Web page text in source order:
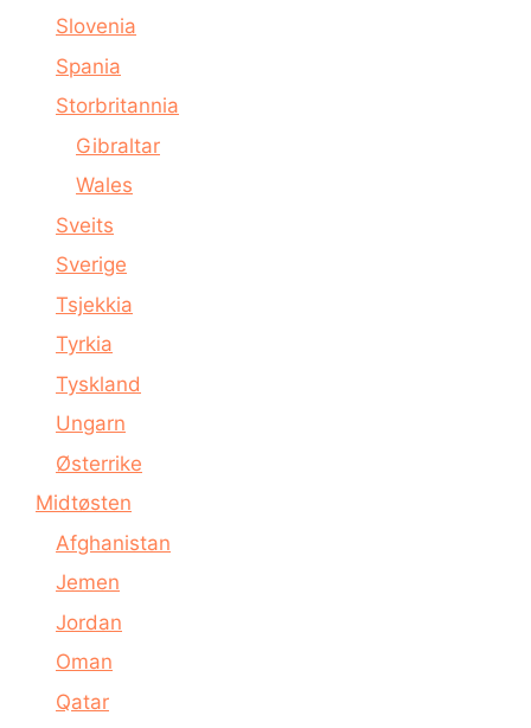
Slovenia
Spania
Storbritannia
Gibraltar
Wales
Sveits
Sverige
Tsjekkia
Tyrkia
Tyskland
Ungarn
Østerrike
Midtøsten
Afghanistan
Jemen
Jordan
Oman
Qatar